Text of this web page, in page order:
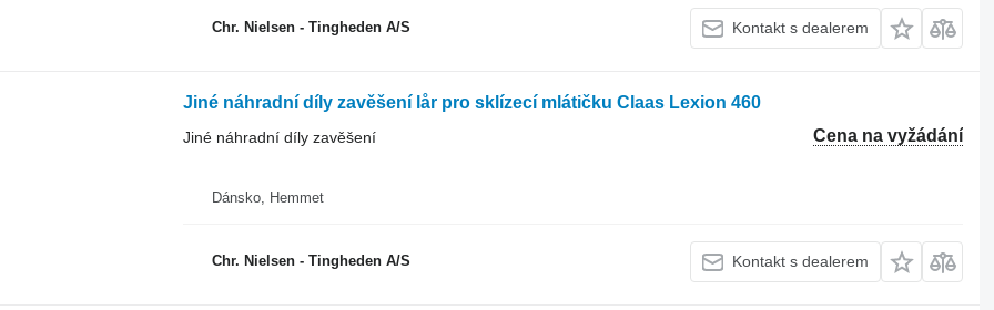
Chr. Nielsen - Tingheden A/S Kontakt s dealerem
Jiné náhradní díly zavěšení lår pro sklízecí mlátičku Claas Lexion 460
Cena na vyžádání
Jiné náhradní díly zavěšení
Dánsko, Hemmet
Chr. Nielsen - Tingheden A/S Kontakt s dealerem